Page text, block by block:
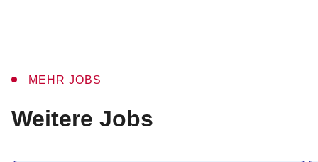
MEHR JOBS
:
Weitere Jobs